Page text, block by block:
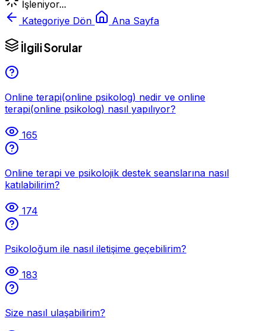
İşleniyor...
Kategoriye Dön
Ana Sayfa
İlgili Sorular
Online terapi(online psikolog) nedir ve online
terapi(online psikolog) nasıl yapılıyor?
165
Online terapi ve psikolojik destek seanslarına nasıl
katılabilirim?
174
Psikoloğum ile nasıl iletişime geçebilirim?
183
Size nasıl ulaşabilirim?